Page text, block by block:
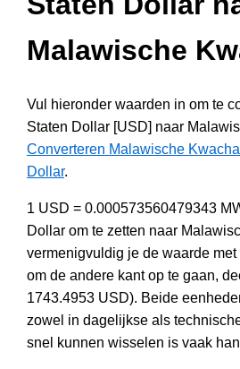
Malawische
Vul hieronder waarden in om te
Staten Dollar [USD] naar
Converteren Malawische
Dollar.
1 USD = 0.000573560479343
Dollar om te zetten naar
vermenigvuldig je de waarde
om de andere kant op te gaan,
1743.4953 USD). Beide
zowel in dagelijkse als
snel kunnen wisselen is vaak